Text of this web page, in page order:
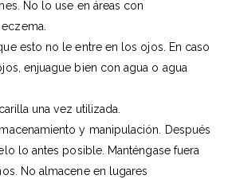
No lo use en áreas con
esto no le entre en los ojos. En caso
enjuague bien con agua o agua
una vez utilizada.
y manipulación. Después
lo antes posible. Manténgase fuera
No almacene en lugares